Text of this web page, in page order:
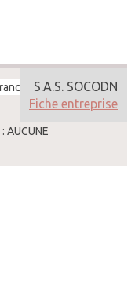
AUCUNE
S.A.S. SOCODN
Fiche entreprise